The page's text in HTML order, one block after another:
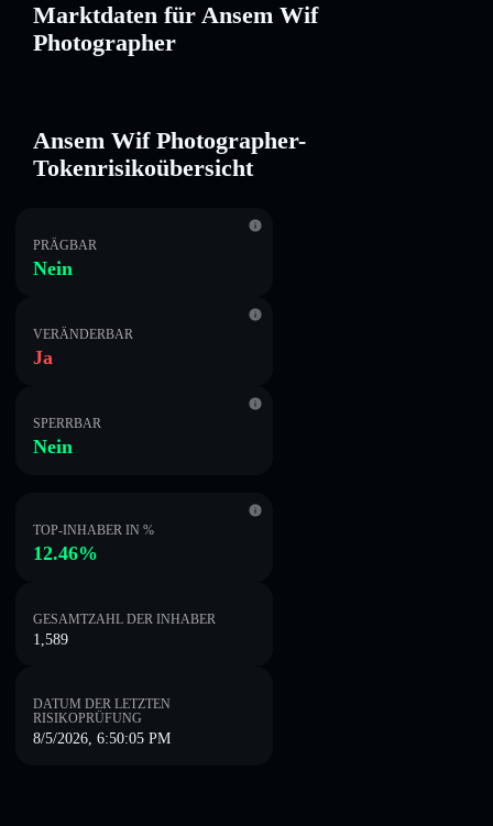
Marktdaten für Ansem Wif
Photographer
Ansem Wif Photographer-
Tokenrisikoübersicht
PRÄGBAR
Nein
VERÄNDERBAR
Ja
SPERRBAR
Nein
TOP-INHABER IN %
12.46%
GESAMTZAHL DER INHABER
1,589
DATUM DER LETZTEN
RISIKOPRÜFUNG
8/5/2026, 6:50:05 PM